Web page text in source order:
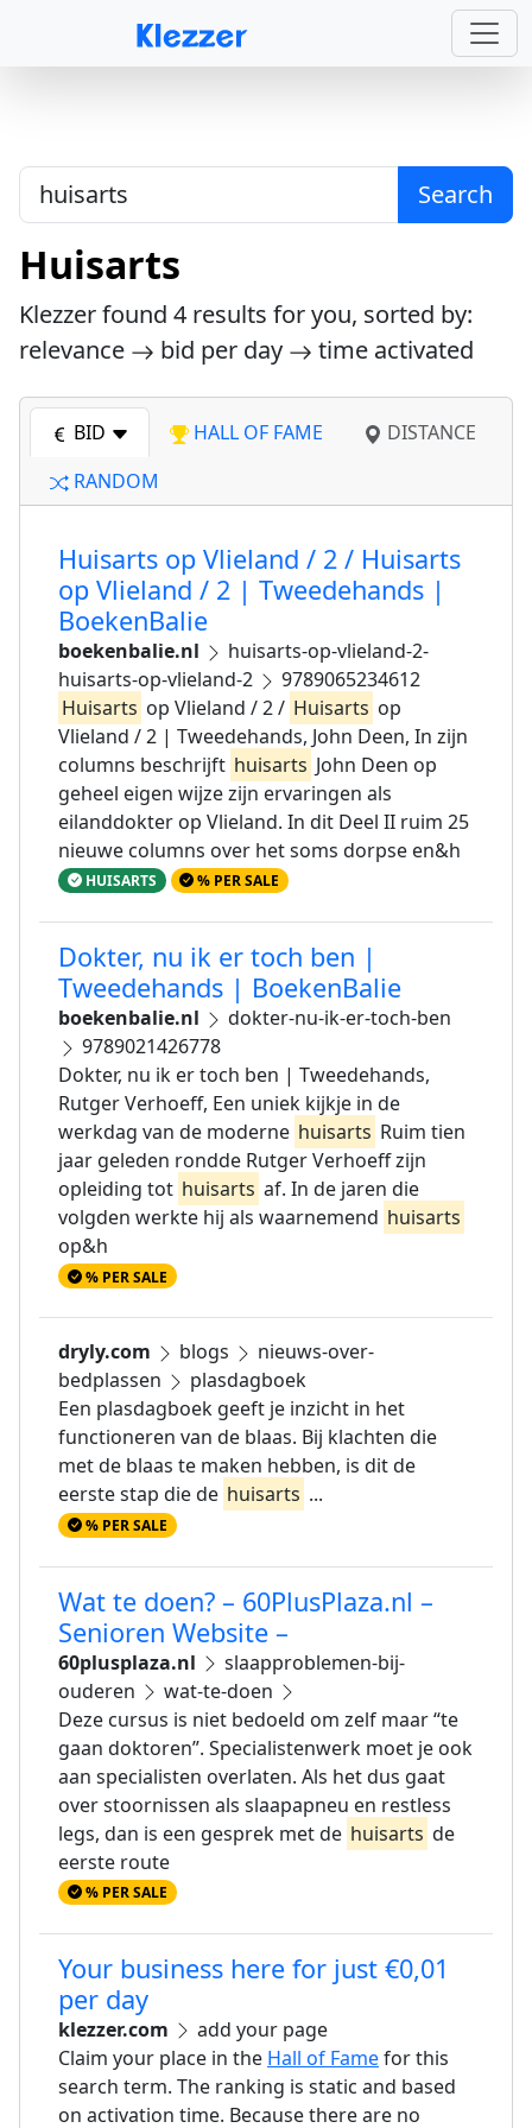
Search
Huisarts
Klezzer found 4 results for you, sorted by:
relevance
bid per day time activated
BID HALL OF FAME
DISTANCE
RANDOM
Huisarts op Vlieland / 2 / Huisarts
op Vlieland / 2 | Tweedehands |
BoekenBalie
boekenbalie.nl
huisarts-op-vlieland-2-
huisarts-op-vlieland-2
9789065234612
Huisarts op Vlieland / 2 / Huisarts op
Vlieland / 2 | Tweedehands, John Deen, In zijn
columns beschrijft huisarts John Deen op
geheel eigen wijze zijn ervaringen als
eilanddokter op Vlieland. In dit Deel II ruim 25
nieuwe columns over het soms dorpse en&h
HUISARTS % PER SALE
Dokter, nu ik er toch ben |
Tweedehands | BoekenBalie
boekenbalie.nl
dokter-nu-ik-er-toch-ben
9789021426778
Dokter, nu ik er toch ben | Tweedehands,
Rutger Verhoeff, Een uniek kijkje in de
werkdag van de moderne huisarts Ruim tien
jaar geleden rondde Rutger Verhoeff zijn
opleiding tot huisarts af. In de jaren die
volgden werkte hij als waarnemend huisarts
op&h
% PER SALE
dryly.com blogs
nieuws-over-
bedplassen
plasdagboek
Een plasdagboek geeft je inzicht in het
functioneren van de blaas. Bij klachten die
met de blaas te maken hebben, is dit de
eerste stap die de huisarts ...
% PER SALE
Wat te doen? – 60PlusPlaza.nl –
Senioren Website –
60plusplaza.nl
slaapproblemen-bij-
ouderen
wat-te-doen
Deze cursus is niet bedoeld om zelf maar “te
gaan doktoren”. Specialistenwerk moet je ook
aan specialisten overlaten. Als het dus gaat
over stoornissen als slaapapneu en restless
legs, dan is een gesprek met de huisarts de
eerste route
% PER SALE
Your business here for just €0,01
per day
klezzer.com
add your page
Claim your place in the Hall of Famefor this
search term. The ranking is static and based
on activation time. Because there are no